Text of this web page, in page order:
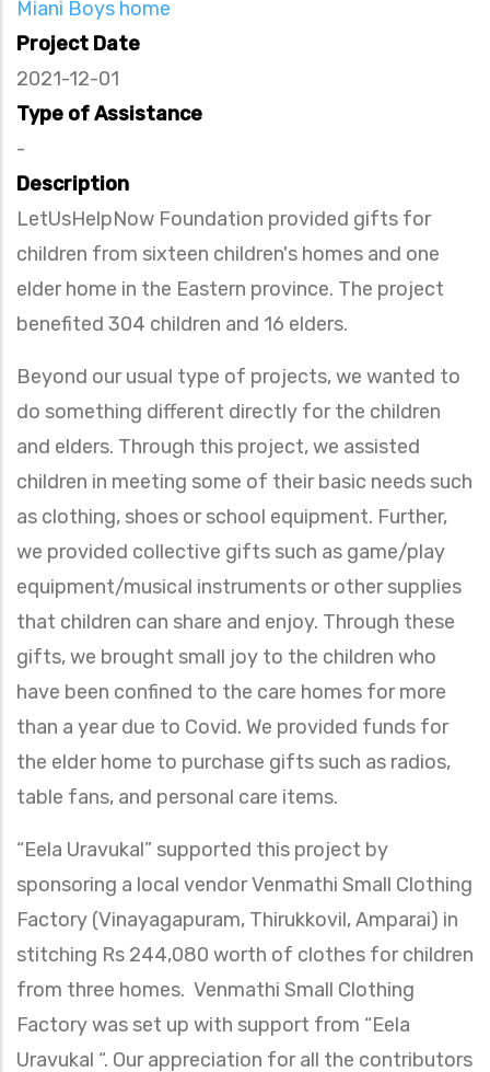
Miani Boys home
Project Date
2021-12-01
Type of Assistance
-
Description
LetUsHelpNow Foundation provided gifts for
children from sixteen children's homes and one
elder home in the Eastern province. The project
benefited 304 children and 16 elders.
Beyond our usual type of projects, we wanted to
do something different directly for the children
and elders. Through this project, we assisted
children in meeting some of their basic needs such
as clothing, shoes or school equipment. Further,
we provided collective gifts such as game/play
equipment/musical instruments or other supplies
that children can share and enjoy. Through these
gifts, we brought small joy to the children who
have been confined to the care homes for more
than a year due to Covid. We provided funds for
the elder home to purchase gifts such as radios,
table fans, and personal care items.
“Eela Uravukal” supported this project by
sponsoring a local vendor Venmathi Small Clothing
Factory (Vinayagapuram, Thirukkovil, Amparai) in
stitching Rs 244,080 worth of clothes for children
from three homes. Venmathi Small Clothing
Factory was set up with support from “Eela
Uravukal “. Our appreciation for all the contributors